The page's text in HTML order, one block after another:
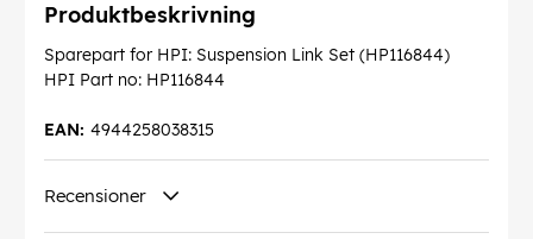
Produktbeskrivning
Sparepart for HPI: Suspension Link Set (HP116844)
HPI Part no: HP116844
4944258038315
EAN:
Recensioner